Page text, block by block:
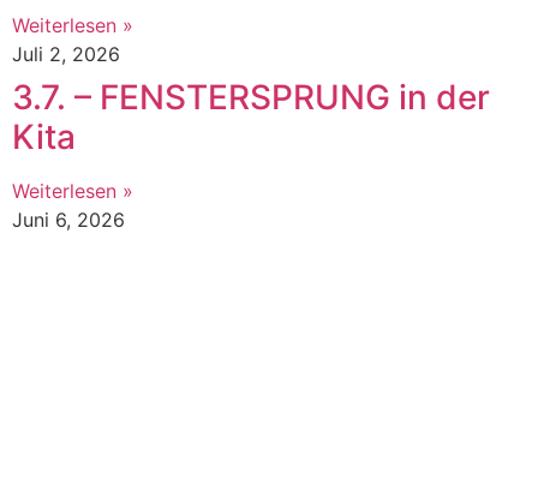
Weiterlesen »
Juli 2, 2026
3.7. – FENSTERSPRUNG in der
Kita
Weiterlesen »
Juni 6, 2026